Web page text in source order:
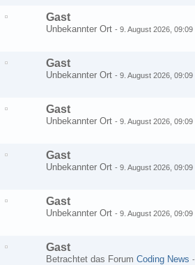
Gast
Unbekannter Ort - 9. August 2026, 09:09
Gast
Unbekannter Ort - 9. August 2026, 09:09
Gast
Unbekannter Ort - 9. August 2026, 09:09
Gast
Unbekannter Ort - 9. August 2026, 09:09
Gast
Unbekannter Ort - 9. August 2026, 09:09
Gast
Betrachtet das Forum Coding News -